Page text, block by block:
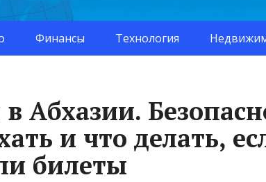
Финансы Технология
Абхазии.
и что делать,
билеты